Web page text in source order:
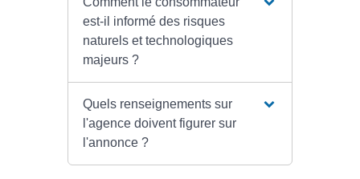
est-il informé des risques
naturels et technologiques
majeurs ?
Quels renseignements sur
l'agence doivent figurer sur
l'annonce ?